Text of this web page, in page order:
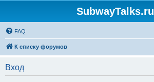
SubwayTalks.ru
FAQ
К списку форумов
Вход